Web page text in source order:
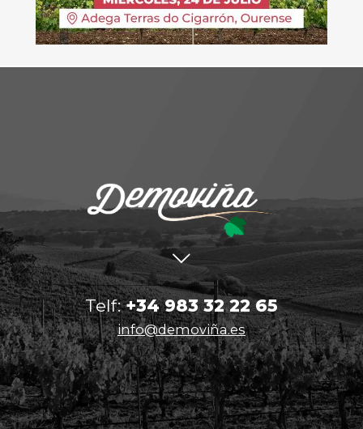
Telf: +34 983 32 22 65
info@demoviña.es